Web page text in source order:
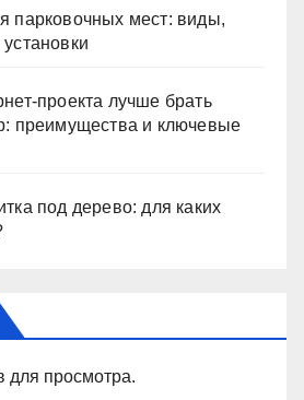
парковочных мест: виды,
проекта лучше брать
преимущества и ключевые
под дерево: для каких
для просмотра.